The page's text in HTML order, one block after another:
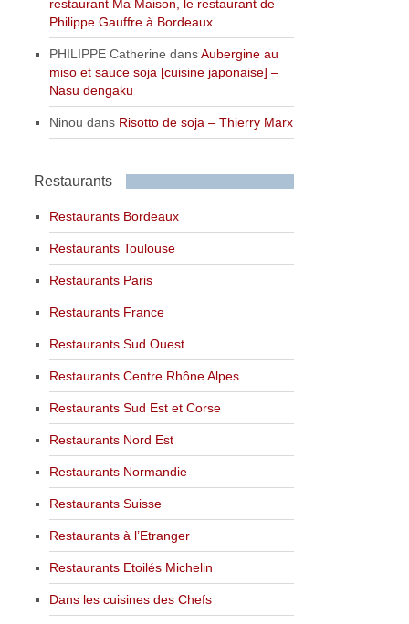
restaurant Ma Maison, le restaurant de
Philippe Gauffre à Bordeaux
PHILIPPE Catherine dansAubergine au
miso et sauce soja [cuisine japonaise] –
Nasu dengaku
Ninou dans Risotto de soja – Thierry Marx
Restaurants
Restaurants Bordeaux
Restaurants Toulouse
Restaurants Paris
Restaurants France
Restaurants Sud Ouest
Restaurants Centre Rhône Alpes
Restaurants Sud Est et Corse
Restaurants Nord Est
Restaurants Normandie
Restaurants Suisse
Restaurants à l’Etranger
Restaurants Etoilés Michelin
Dans les cuisines des Chefs